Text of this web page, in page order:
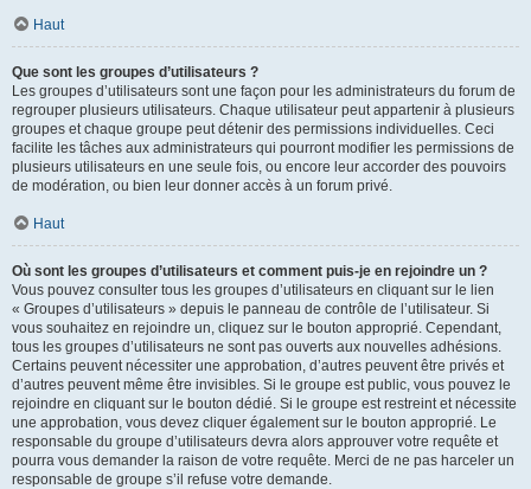
Haut
Que sont les groupes d’utilisateurs ?
Les groupes d’utilisateurs sont une façon pour les administrateurs du forum de
regrouper plusieurs utilisateurs. Chaque utilisateur peut appartenir à plusieurs
groupes et chaque groupe peut détenir des permissions individuelles. Ceci
facilite les tâches aux administrateurs qui pourront modifier les permissions de
plusieurs utilisateurs en une seule fois, ou encore leur accorder des pouvoirs
de modération, ou bien leur donner accès à un forum privé.
Haut
Où sont les groupes d’utilisateurs et comment puis-je en rejoindre un ?
Vous pouvez consulter tous les groupes d’utilisateurs en cliquant sur le lien
« Groupes d’utilisateurs » depuis le panneau de contrôle de l’utilisateur. Si
vous souhaitez en rejoindre un, cliquez sur le bouton approprié. Cependant,
tous les groupes d’utilisateurs ne sont pas ouverts aux nouvelles adhésions.
Certains peuvent nécessiter une approbation, d’autres peuvent être privés et
d’autres peuvent même être invisibles. Si le groupe est public, vous pouvez le
rejoindre en cliquant sur le bouton dédié. Si le groupe est restreint et nécessite
une approbation, vous devez cliquer également sur le bouton approprié. Le
responsable du groupe d’utilisateurs devra alors approuver votre requête et
pourra vous demander la raison de votre requête. Merci de ne pas harceler un
responsable de groupe s’il refuse votre demande.